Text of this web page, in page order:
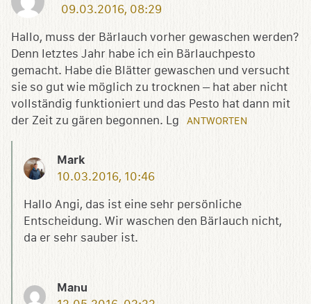
09.03.2016, 08:29
Hallo, muss der Bärlauch vorher gewaschen werden?
Denn letztes Jahr habe ich ein Bärlauchpesto
gemacht. Habe die Blätter gewaschen und versucht
sie so gut wie möglich zu trocknen – hat aber nicht
vollständig funktioniert und das Pesto hat dann mit
der Zeit zu gären begonnen. Lg
ANTWORTEN
Mark
10.03.2016, 10:46
Hallo Angi, das ist eine sehr persönliche
Entscheidung. Wir waschen den Bärlauch nicht,
da er sehr sauber ist.
Manu